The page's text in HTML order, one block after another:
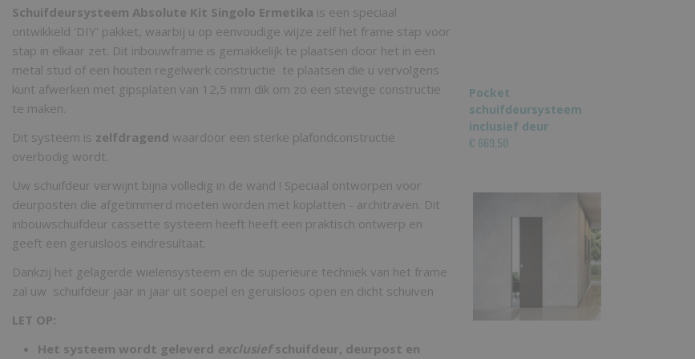
Schuifdeursysteem Absolute Kit Singolo Ermetika is een speciaal
ontwikkeld 'DIY' pakket, waarbij u op eenvoudige wijze zelf het frame stap voor
stap in elkaar zet. Dit inbouwframe is gemakkelijk te plaatsen door het in een
metal stud of een houten regelwerk constructie te plaatsen die u vervolgens
kunt afwerken met gipsplaten van 12,5 mm dik om zo een stevige constructie
te maken.
Dit systeem is zelfdragend waardoor een sterke plafondconstructie
overbodig wordt.
Uw schuifdeur verwijnt bijna volledig in de wand ! Speciaal ontworpen voor
deurposten die afgetimmerd moeten worden met koplatten - architraven. Dit
inbouwschuifdeur cassette systeem heeft heeft een praktisch ontwerp en
geeft een geruisloos eindresultaat.
Dankzij het gelagerde wielensysteem en de superieure techniek van het frame
zal uw schuifdeur jaar in jaar uit soepel en geruisloos open en dicht schuiven
LET OP:
Het systeem wordt geleverd exclusiefschuifdeur, deurpost en
Pocket
schuifdeursysteem
inclusief deur
€ 669,50